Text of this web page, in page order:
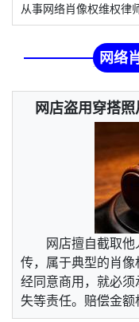
从事网络肖像权维权律
网络
网店盗用穿搭
网店擅自截取
传，属于典型的肖
经同意商用，就必
失等责任。赔偿金额